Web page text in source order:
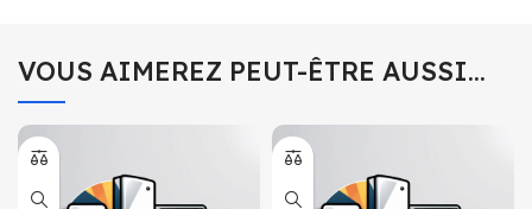
VOUS AIMEREZ PEUT-ÊTRE AUSSI…